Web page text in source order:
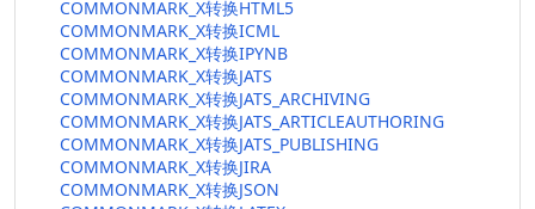
COMMONMARK_X转换HTML5
COMMONMARK_X转换ICML
COMMONMARK_X转换IPYNB
COMMONMARK_X转换JATS
COMMONMARK_X转换JATS_ARCHIVING
COMMONMARK_X转换JATS_ARTICLEAUTHORING
COMMONMARK_X转换JATS_PUBLISHING
COMMONMARK_X转换JIRA
COMMONMARK_X转换JSON